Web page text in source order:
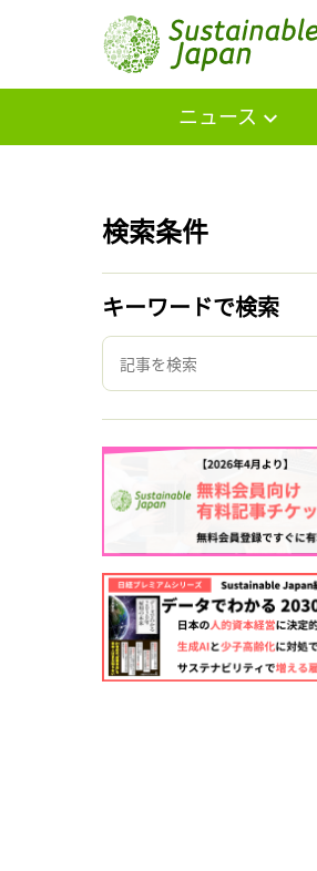
ニュース
検索条件
キーワードで検索